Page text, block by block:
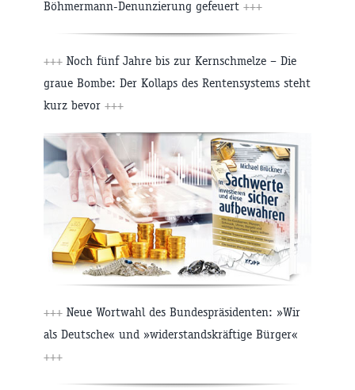
Böhmermann-Denunzierung gefeuert +++
+++ Noch fünf Jahre bis zur Kernschmelze – Die
graue Bombe: Der Kollaps des Rentensystems steht
kurz bevor +++
+++ Neue Wortwahl des Bundespräsidenten: »Wir
als Deutsche« und »widerstandskräftige Bürger«
+++